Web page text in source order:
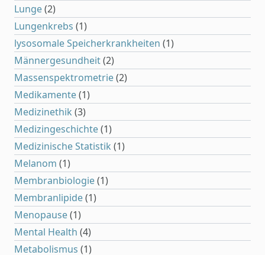
Lunge(2)
Lungenkrebs (1)
lysosomale Speicherkrankheiten (1)
Männergesundheit(2)
Massenspektrometrie(2)
Medikamente(1)
Medizinethik (3)
Medizingeschichte(1)
Medizinische Statistik (1)
Melanom (1)
Membranbiologie(1)
Membranlipide(1)
Menopause(1)
Mental Health (4)
Metabolismus (1)